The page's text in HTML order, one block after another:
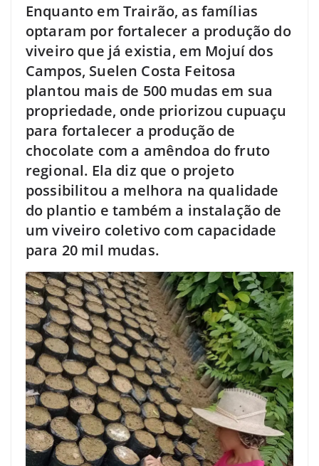
Enquanto em Trairão, as famílias
optaram por fortalecer a produção do
viveiro que já existia, em Mojuí dos
Campos, Suelen Costa Feitosa
plantou mais de 500 mudas em sua
propriedade, onde priorizou cupuaçu
para fortalecer a produção de
chocolate com a amêndoa do fruto
regional. Ela diz que o projeto
possibilitou a melhora na qualidade
do plantio e também a instalação de
um viveiro coletivo com capacidade
para 20 mil mudas.